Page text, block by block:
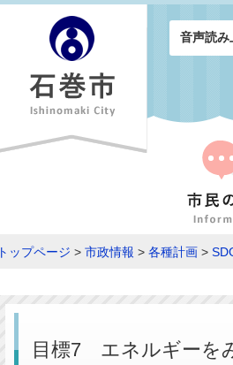
音声読み
トップページ > 市政情報 > 各種計画 >
目標7 エネルギーを